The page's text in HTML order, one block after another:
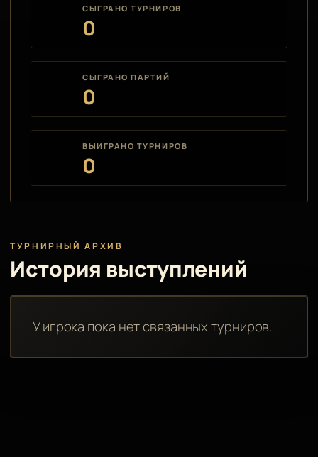
СЫГРАНО ТУРНИРОВ
0
СЫГРАНО ПАРТИЙ
0
ВЫИГРАНО ТУРНИРОВ
0
ТУРНИРНЫЙ АРХИВ
История выступлений
У игрока пока нет связанных турниров.